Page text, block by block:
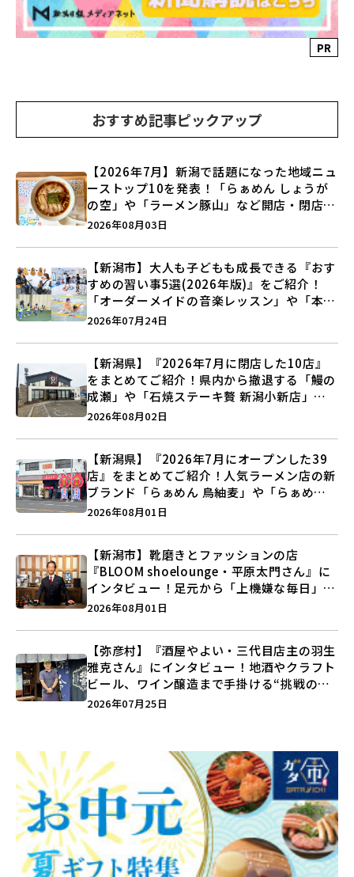
PR
おすすめ記事ピックアップ
【2026年7月】新潟で話題になった地域ニュ
ーストップ10を発表！「らぁめん しょうが
の空」や「ラーメン豚山」など開店・閉店の
注目記事をランキングでご紹介♪
2026年08月03日
【新潟市】大人も子どもも成長できる『おす
すめの習い事5選(2026年版)』をご紹介！
「オーダーメイドの音楽レッスン」や「本格
キックボクシング」で新しい自分を見つけよ
2026年07月24日
【新潟県】『2026年7月に閉店した10店』
をまとめてご紹介！県内から撤退する「鰻の
成瀬」や「石焼ステーキ贅 新潟小新店」が
営業に幕…。
2026年08月02日
【新潟県】『2026年7月にオープンした39
店』をまとめてご紹介！人気ラーメン店の新
ブランド「らぁめん 鳥紬麦」や「らぁめん
しょうがの空」など盛りだくさん♪
2026年08月01日
【新潟市】靴磨きとファッションの店
『BLOOM shoelounge・平原太門さん』に
インタビュー！足元から「上機嫌な毎日」を
つくる装いの提案とは？
2026年08月01日
【弥彦村】『酒屋やよい・三代目店主の羽生
雅克さん』にインタビュー！地酒やクラフト
ビール、ワイン醸造まで手掛ける“挑戦の歴
史”に迫る♪
2026年07月25日